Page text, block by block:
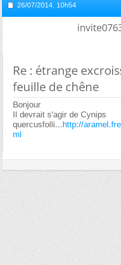
26/07/2014, 10h54
Re : étrange
feuille de chêne
Bonjour
Il devrait s'agir de Cynips
quercusfolli...http://
ml